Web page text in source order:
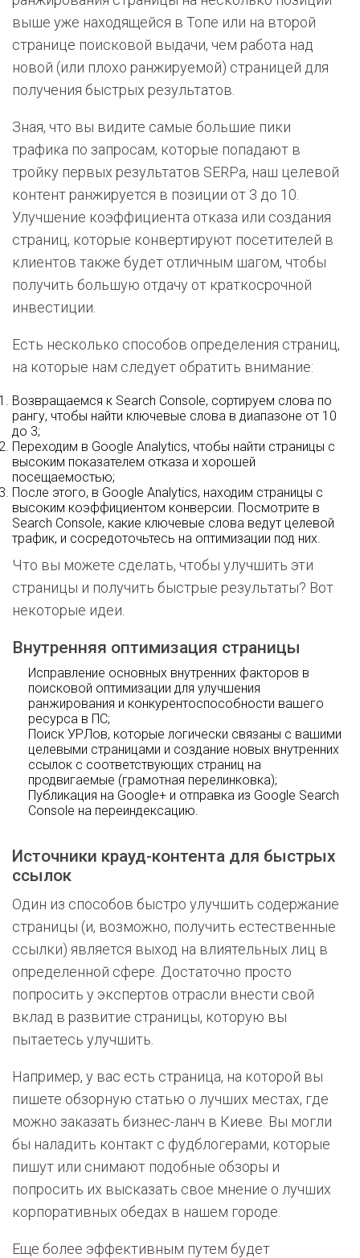
выше уже находящейся в Топе или на второй
странице поисковой выдачи, чем работа над
новой (или плохо ранжируемой) страницей для
получения быстрых результатов.
Зная, что вы видите самые большие пики
трафика по запросам, которые попадают в
тройку первых результатов SERPа, наш целевой
контент ранжируется в позиции от 3 до 10.
Улучшение коэффициента отказа или создания
страниц, которые конвертируют посетителей в
клиентов также будет отличным шагом, чтобы
получить большую отдачу от краткосрочной
инвестиции.
Есть несколько способов определения страниц,
на которые нам следует обратить внимание:
Возвращаемся к Search Console, сортируем слова по
рангу, чтобы найти ключевые слова в диапазоне от 10
до 3;
Переходим в Google Analytics, чтобы найти страницы с
высоким показателем отказа и хорошей
посещаемостью;
После этого, в Google Analytics, находим страницы с
высоким коэффициентом конверсии. Посмотрите в
Search Console, какие ключевые слова ведут целевой
трафик, и сосредоточьтесь на оптимизации под них.
Что вы можете сделать, чтобы улучшить эти
страницы и получить быстрые результаты? Вот
некоторые идеи.
Внутренняя оптимизация страницы
Исправление основных внутренних факторов в
поисковой оптимизации для улучшения
ранжирования и конкурентоспособности вашего
ресурса в ПС;
Поиск УРЛов, которые логически связаны с вашими
целевыми страницами и создание новых внутренних
ссылок с соответствующих страниц на
продвигаемые (грамотная перелинковка);
Публикация на Google+ и отправка из Google Search
Console на переиндексацию.
Источники крауд-контента для быстрых
ссылок
Один из способов быстро улучшить содержание
страницы (и, возможно, получить естественные
ссылки) является выход на влиятельных лиц в
определенной сфере. Достаточно просто
попросить у экспертов отрасли внести свой
вклад в развитие страницы, которую вы
пытаетесь улучшить.
Например, у вас есть страница, на которой вы
пишете обзорную статью о лучших местах, где
можно заказать бизнес-ланч в Киеве. Вы могли
бы наладить контакт с фудблогерами, которые
пишут или снимают подобные обзоры и
попросить их высказать свое мнение о лучших
корпоративных обедах в нашем городе.
Еще более эффективным путем будет